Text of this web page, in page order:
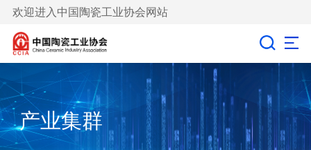
欢迎进入中国陶瓷工业协会网站
产业集群